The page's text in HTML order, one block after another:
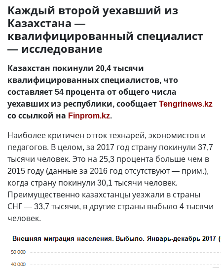
Каждый второй уехавший из
Казахстана —
квалифицированный специалист
— исследование
Казахстан покинули 20,4 тысячи
квалифицированных специалистов, что
составляет 54 процента от общего числа
уехавших из республики, сообщаетTengrinews.kz
со ссылкой на Finprom.kz.
Наиболее критичен отток технарей, экономистов и
педагогов. В целом, за 2017 год страну покинули 37,7
тысячи человек. Это на 25,3 процента больше чем в
2015 году (данные за 2016 год отсутствуют — прим.),
когда страну покинули 30,1 тысячи человек.
Преимущественно казахстанцы уезжали в страны
СНГ — 33,7 тысячи, в другие страны выбыло 4 тысячи
человек.